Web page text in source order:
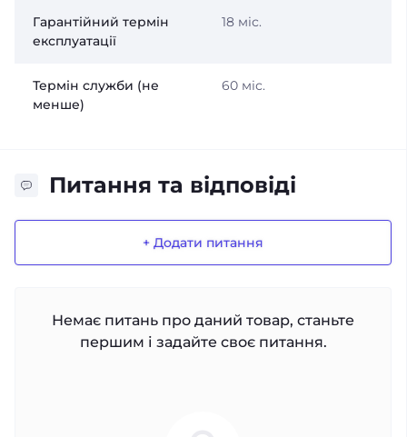
Гарантійний термін
експлуатації
18 міс.
Термін служби (не
менше)
60 міс.
Питання та відповіді
+ Додати питання
Немає питань про даний товар, станьте
першим і задайте своє питання.